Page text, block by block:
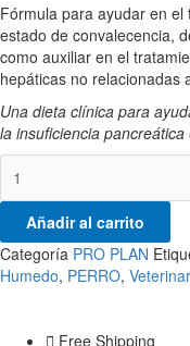
Fórmula para ayudar en
estado de convalecencia,
como auxiliar en el
hepáticas no relacionadas
Una dieta clínica para
la insuficiencia
Añadir al carrito
Categoría PRO PLAN
Humedo, PERRO,
Free Shipping